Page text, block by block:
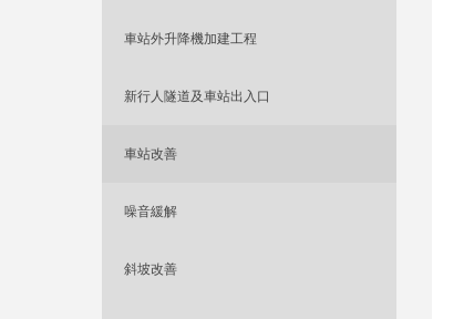
車站外升降機加建工程
新行人隧道及車站出入口
車站改善
噪音緩解
斜坡改善